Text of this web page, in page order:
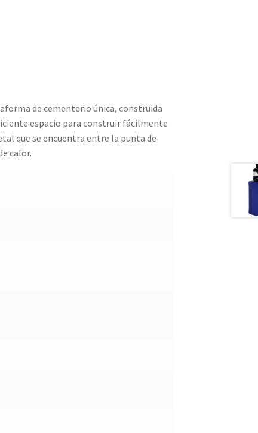
de cementerio única, construida
espacio para construir fácilmente
que se encuentra entre la punta de
calor.